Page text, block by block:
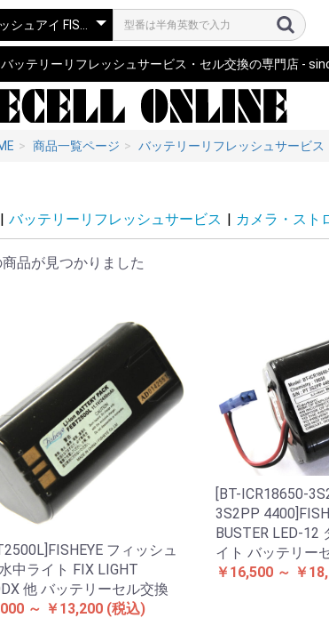
バッテリーリフレッシュサービス・セル交換の専門店 -
商品一覧ページ バッテリーリフレッシュサービス
| バッテリーリフレッシュサービス | カメラ・スト
品が見つかりました
フィッシュ
中ライト FIX LIGHT
他 バッテリーセル交換
～ ￥13,200 (税込)
[BT-ICR18650-
3S2PP
BUSTER LED-12
イト バッテリー
￥16,500 ～ ￥